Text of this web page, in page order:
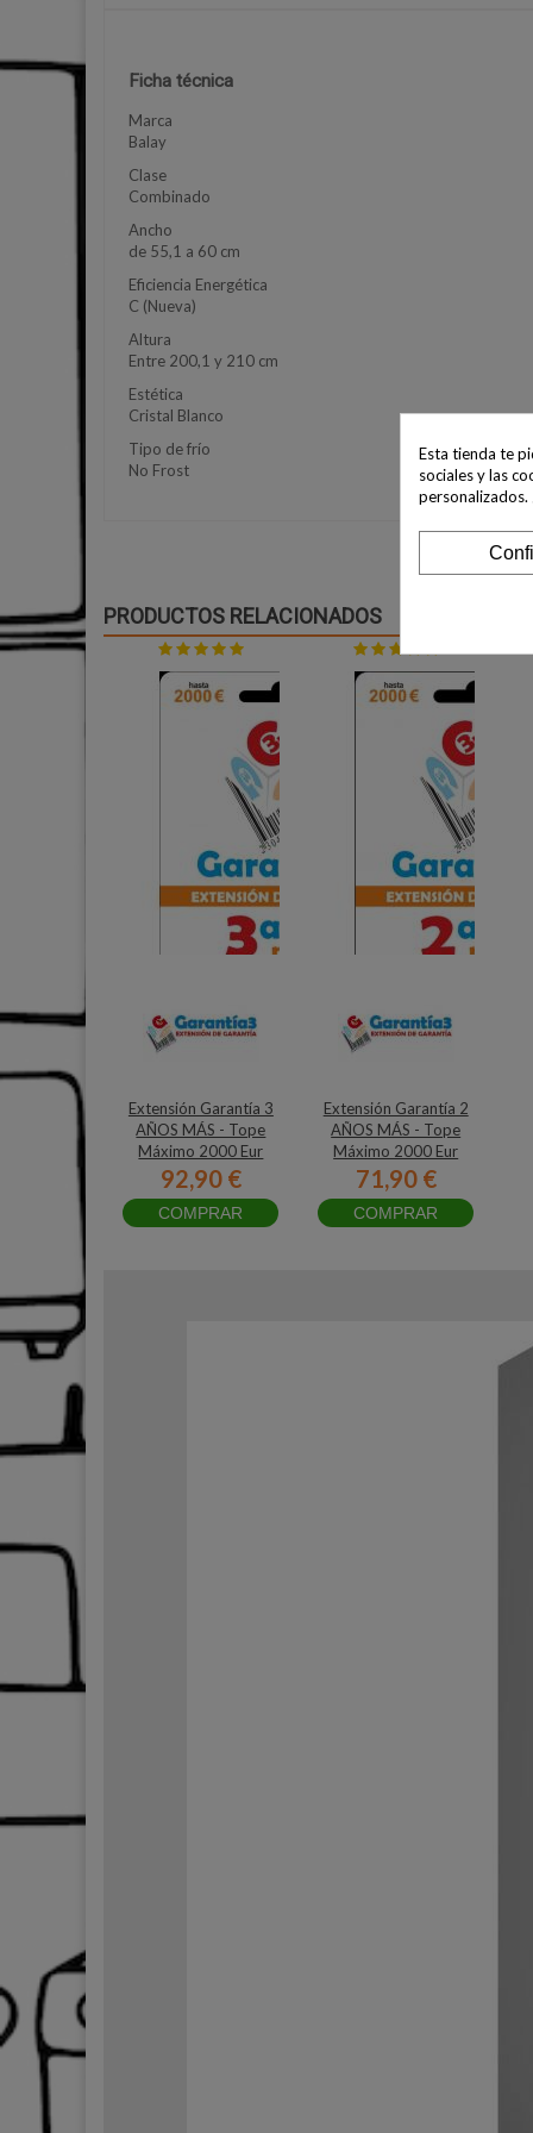
Ficha técnica
Marca
Balay
Clase
Combinado
Ancho
de 55,1 a 60 cm
Eficiencia Energética
C (Nueva)
Altura
Entre 200,1 y 210 cm
Estética
Cristal Blanco
Tipo de frío
No Frost
PRODUCTOS RELACIONADOS
Extensión Garantía 3
AÑOS MÁS - Tope
Máximo 2000 Eur
92,90 €
COMPRAR
Extensión Garantía 2
AÑOS MÁS - Tope
Máximo 2000 Eur
71,90 €
COMPRAR
Esta tienda te
sociales y las
personalizados.